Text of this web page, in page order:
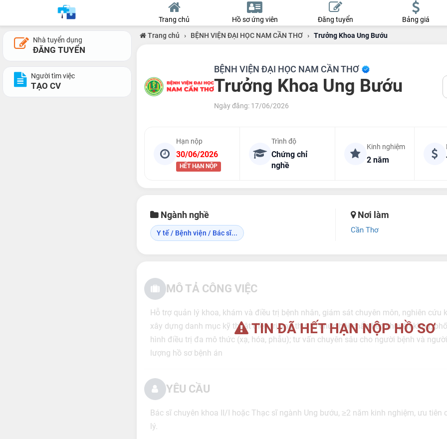
Trang chủ Hồ sơ ứng viên Đăng tuyển Bảng giá
Nhà tuyển dụng
ĐĂNG TUYỂN
Người tìm việc
TẠO CV
Trang chủ › BỆNH VIỆN ĐẠI HỌC NAM CẦN THƠ › Trưởng Khoa Ung Bướu
BỆNH VIỆN ĐẠI HỌC NAM CẦN THƠ
Trưởng Khoa Ung Bướu
Ngày đăng: 17/06/2026
Hạn nộp
30/06/2026
HẾT HẠN NỘP
Trình độ
Chứng chỉ
nghề
Kinh nghiệm
2 năm
Ngành nghề
Y tế / Bệnh viện / Bác sĩ...
Nơi làm
Cần Thơ
TIN ĐÃ HẾT HẠN NỘP HỒ SƠ
MÔ TẢ CÔNG VIỆC
Hỗ trợ quản lý khoa, khám và điều trị bệnh nhân, giám sát chuyên môn, nghiên cứu
xây dựng danh mục kỹ thuật điều trị ung thư, tổ chức hội chẩn liên chuyên khoa;
hình điều trị đa mô thức (xạ, hóa, phẫu); tư vấn chuyên sâu cho người bệnh và
lượng hồ sơ bệnh án
YÊU CẦU
Bác sĩ chuyên khoa II/I hoặc Thạc sĩ ngành Ung bướu, ≥2 năm kinh nghiệm, ưu tiên
lý.